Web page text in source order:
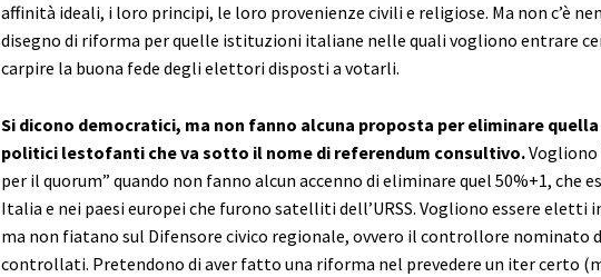
affinità ideali, i loro principi, le loro provenienze civili e religiose. Ma non c’è
disegno di riforma per quelle istituzioni italiane nelle quali vogliono entrare
carpire la buona fede degli elettori disposti a votarli.
Si dicono democratici, ma non fanno alcuna proposta per eliminare
politici lestofanti che va sotto il nome di referendum consultivo.Vogliono
per il quorum” quando non fanno alcun accenno di eliminare quel 50%+1, che
Italia e nei paesi europei che furono satelliti dell’URSS. Vogliono essere eletti
ma non fiatano sul Difensore civico regionale, ovvero il controllore nominato
controllati. Pretendono di aver fatto una riforma nel prevedere un iter certo